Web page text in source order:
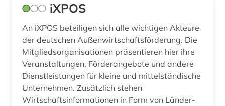
iXPOS
An iXPOS beteiligen sich alle wichtigen Akteure
der deutschen Außenwirtschaftsförderung. Die
Mitgliedsorganisationen präsentieren hier ihre
Veranstaltungen, Förderangebote und andere
Dienstleistungen für kleine und mittelständische
Unternehmen. Zusätzlich stehen
Wirtschaftsinformationen in Form von Länder-